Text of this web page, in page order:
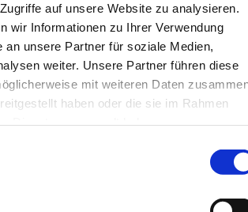
auf unsere Website zu analysieren.
wir Informationen zu Ihrer Verwendung
an unsere Partner für soziale Medien,
weiter. Unsere Partner führen diese
mit weiteren Daten
haben oder die sie im Rahmen
Videos
branch team
form